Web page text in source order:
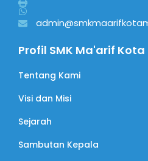
Profil SMK Ma'arif
Tentang Kami
Visi dan Misi
Sejarah
Sambutan Kepala